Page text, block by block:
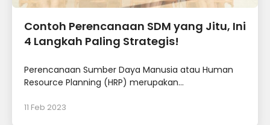
Contoh Perencanaan SDM yang Jitu, Ini
4 Langkah Paling Strategis!
Perencanaan Sumber Daya Manusia atau Human
Resource Planning (HRP) merupakan...
11 Feb 2023